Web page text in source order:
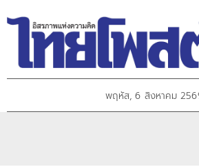
พฤหัส, 6 สิงหาคม